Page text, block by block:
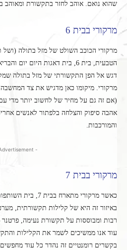
שהוא נואם. אוהב לחזר בתקשורת ומאוהב
מרקורי בבית 6
מרקורי הכוכב השולט של מזל בתולה (ושל
הטבעית, בית 6, בית דאגות היום
דגש אל הפן התקשורתי של מזל בתולה
מרקורי. מיקומו כאן מדגיש את צד המחשבה
(אם זה גם על מחיר של לחשוב יותר מדי
אהבה סיפוק והצלחה בלפתור לאנשים
והמורכבות.
- Advertisement -
מרקורי בבית 7
כאשר מרקורי מתארח
באיזור זה היא של קלילות תקשורתית,
רבות ומבוססות על תקשורת נעימה,
עוד אנו ממשיכים לשמר את הקלילות
בקשרים רומנטיים זה נהדר כל עוד